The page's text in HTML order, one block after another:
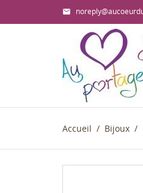

Accueil Bijoux